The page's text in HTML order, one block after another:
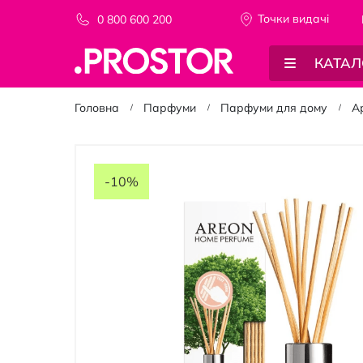
0 800 600 200 Точки видачi
Головна Парфуми Парфуми для дому
галереї
-10%